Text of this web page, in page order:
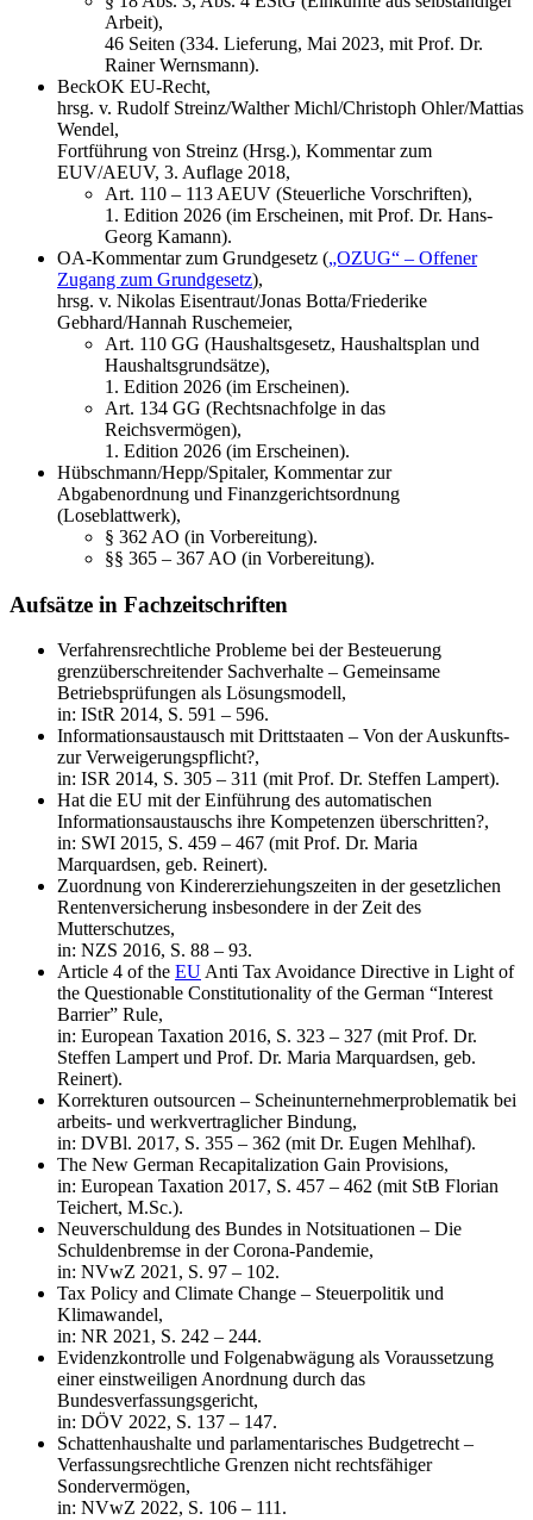
Arbeit),
46 Seiten (334. Lieferung, Mai 2023, mit Prof. Dr.
Rainer Wernsmann).
BeckOK EU-Recht,
hrsg. v. Rudolf Streinz/Walther Michl/Christoph Ohler/Mattias
Wendel,
Fortführung von Streinz (Hrsg.), Kommentar zum
EUV/AEUV, 3. Auflage 2018,
Art. 110 – 113 AEUV (Steuerliche Vorschriften),
1. Edition 2026 (im Erscheinen, mit Prof. Dr. Hans-
Georg Kamann).
OA-Kommentar zum Grundgesetz („OZUG“ – Offener
Zugang zum Grundgesetz),
hrsg.​​​​​​​ v. Nikolas Eisentraut/Jonas Botta/Friederike
Gebhard/Hannah Ruschemeier,
Art. 110 GG (Haushaltsgesetz, Haushaltsplan und
Haushaltsgrundsätze),
1. Edition 2026 (im Erscheinen).
Art. 134 GG (Rechtsnachfolge in das
Reichsvermögen),
1. Edition 2026 (im Erscheinen).
Hübschmann/Hepp/Spitaler, Kommentar zur
Abgabenordnung und Finanzgerichtsordnung
(Loseblattwerk),
§ 362 AO (in Vorbereitung).
§§ 365 – 367 AO (in Vorbereitung).
Aufsätze in Fachzeitschriften
Verfahrensrechtliche Probleme bei der Besteuerung
grenzüberschreitender Sachverhalte – Gemeinsame
Betriebsprüfungen als Lösungsmodell,
in: IStR 2014, S. 591 – 596.
Informationsaustausch mit Drittstaaten – Von der Auskunfts-
zur Verweigerungspflicht?,
in: ISR 2014, S. 305 – 311 (mit Prof. Dr. Steffen Lampert).
Hat die EU mit der Einführung des automatischen
Informationsaustauschs ihre Kompetenzen überschritten?,
in: SWI 2015, S. 459 – 467 (mit Prof. Dr. Maria
Marquardsen, geb. Reinert).
Zuordnung von Kindererziehungszeiten in der gesetzlichen
Rentenversicherung insbesondere in der Zeit des
Mutterschutzes,
in: NZS 2016, S. 88 – 93.
Article 4 of the EUAnti Tax Avoidance Directive in Light of
the Questionable Constitutionality of the German “Interest
Barrier” Rule,
in: European Taxation 2016, S. 323 – 327 (mit Prof. Dr.
Steffen Lampert und Prof. Dr. Maria Marquardsen, geb.
Reinert).
Korrekturen outsourcen – Scheinunternehmerproblematik bei
arbeits- und werkvertraglicher Bindung,
in: DVBl. 2017, S. 355 – 362 (mit Dr. Eugen Mehlhaf).
The New German Recapitalization Gain Provisions,
in: European Taxation 2017, S. 457 – 462 (mit StB Florian
Teichert, M.Sc.).
Neuverschuldung des Bundes in Notsituationen – Die
Schuldenbremse in der Corona-Pandemie,
in: NVwZ 2021, S. 97 – 102.
Tax Policy and Climate Change – Steuerpolitik und
Klimawandel,
in: NR 2021, S. 242 – 244.
Evidenzkontrolle und Folgenabwägung als Voraussetzung
einer einstweiligen Anordnung durch das
Bundesverfassungsgericht,
in: DÖV 2022, S. 137 – 147.
Schattenhaushalte und parlamentarisches Budgetrecht –
Verfassungsrechtliche Grenzen nicht rechtsfähiger
Sondervermögen,
in: NVwZ 2022, S. 106 – 111.